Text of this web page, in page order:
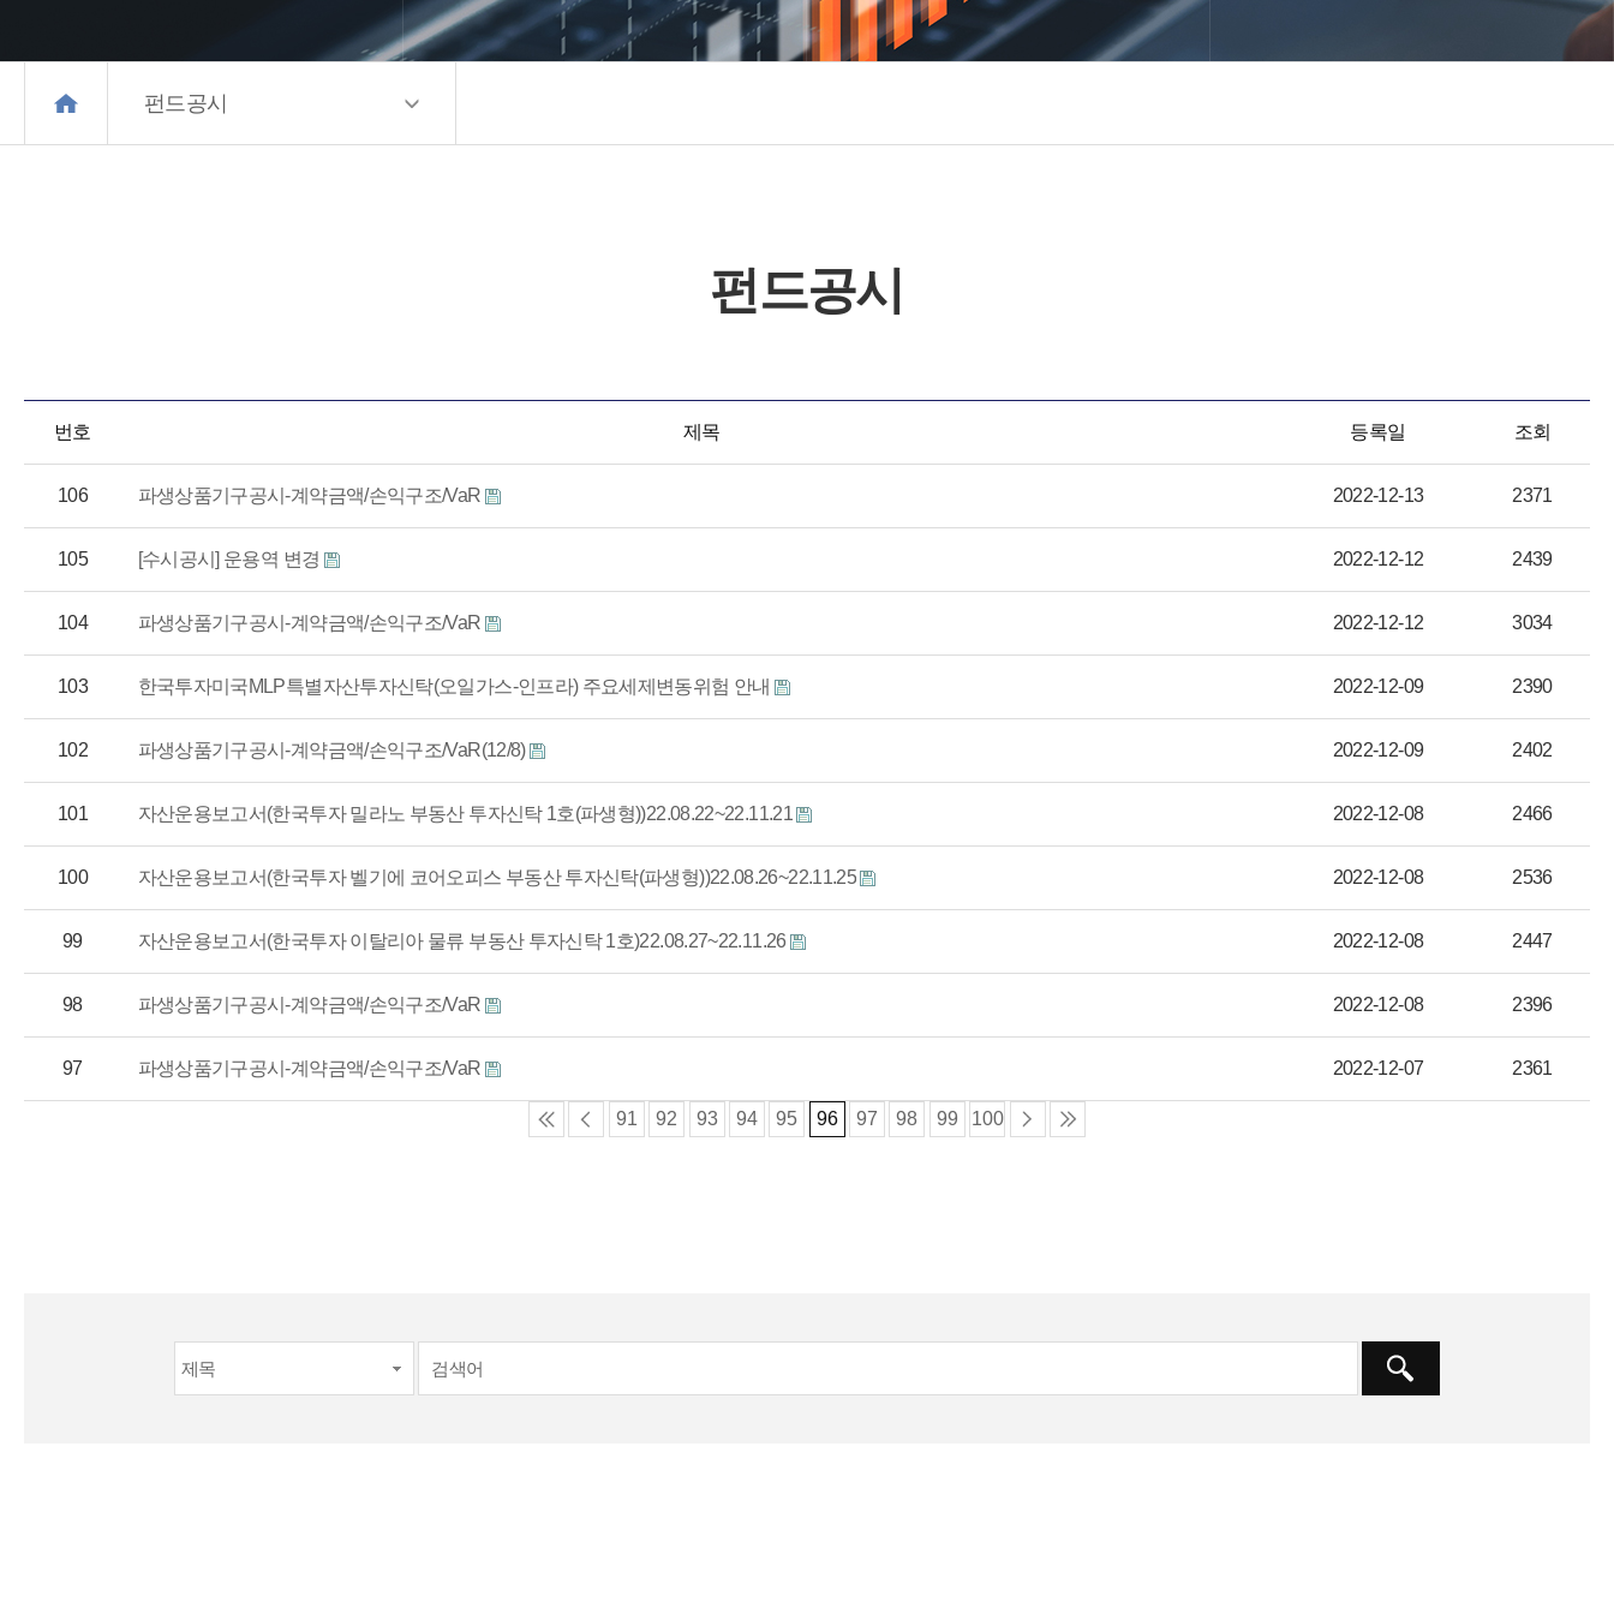
펀드공시
펀드공시
번호 제목 등록일 조회
106 파생상품기구공시-계약금액/손익구조/VaR 2022-12-13 2371
105 [수시공시] 운용역 변경 2022-12-12 2439
104 파생상품기구공시-계약금액/손익구조/VaR 2022-12-12 3034
103 한국투자미국MLP특별자산투자신탁(오일가스-인프라) 주요세제변동위험 안내 2022-12-09 2390
102 파생상품기구공시-계약금액/손익구조/VaR(12/8) 2022-12-09 2402
101 자산운용보고서(한국투자 밀라노 부동산 투자신탁 1호(파생형))22.08.22~22.11.21 2022-12-08 2466
100 자산운용보고서(한국투자 벨기에 코어오피스 부동산 투자신탁(파생형))22.08.26~22.11.25 2022-12-08 2536
99 자산운용보고서(한국투자 이탈리아 물류 부동산 투자신탁 1호)22.08.27~22.11.26 2022-12-08 2447
98 파생상품기구공시-계약금액/손익구조/VaR 2022-12-08 2396
97 파생상품기구공시-계약금액/손익구조/VaR 2022-12-07 2361
91 92 93 94 95 96 97 98 99 100